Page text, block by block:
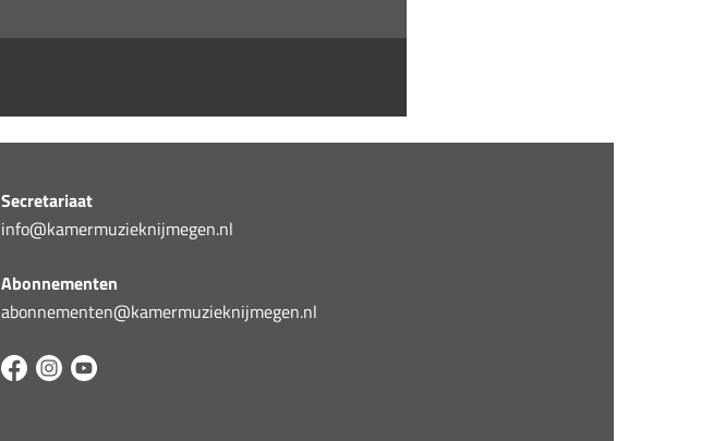
Secretariaat
info@kamermuzieknijmegen.nl
Abonnementen
abonnementen@kamermuzieknijmegen.nl